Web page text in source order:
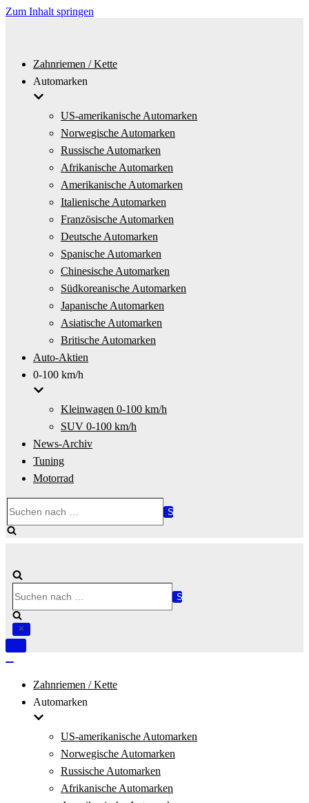
Zum Inhalt springen
Zahnriemen / Kette
Automarken
US-amerikanische Automarken
Norwegische Automarken
Russische Automarken
Afrikanische Automarken
Amerikanische Automarken
Italienische Automarken
Französische Automarken
Deutsche Automarken
Spanische Automarken
Chinesische Automarken
Südkoreanische Automarken
Japanische Automarken
Asiatische Automarken
Britische Automarken
Auto-Aktien
0-100 km/h
Kleinwagen 0-100 km/h
SUV 0-100 km/h
News-Archiv
Tuning
Motorrad
nach …
nach …
Navigation
Zahnriemen / Kette
Automarken
US-amerikanische Automarken
Norwegische Automarken
Russische Automarken
Afrikanische Automarken